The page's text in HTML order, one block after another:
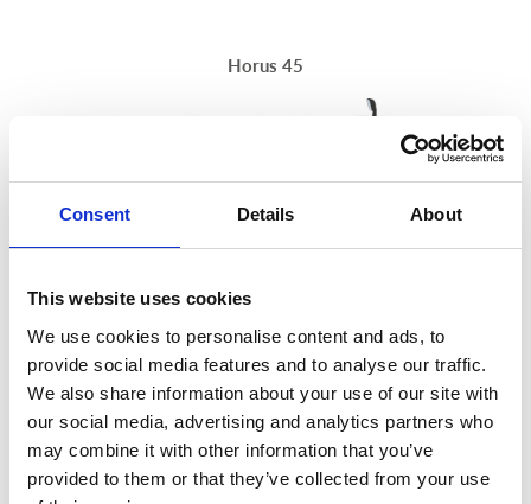
Consent Details About
This website uses cookies
We use cookies to personalise content and ads, to
provide social media features and to analyse our traffic.
We also share information about your use of our site with
our social media, advertising and analytics partners who
may combine it with other information that you’ve
provided to them or that they’ve collected from your use
Horus 45
4 5